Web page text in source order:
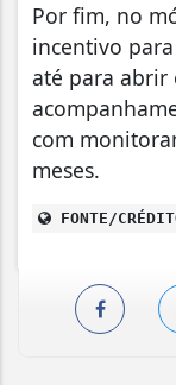
Por fim, no
incentivo
até para abrir
com
meses.
FONTE/